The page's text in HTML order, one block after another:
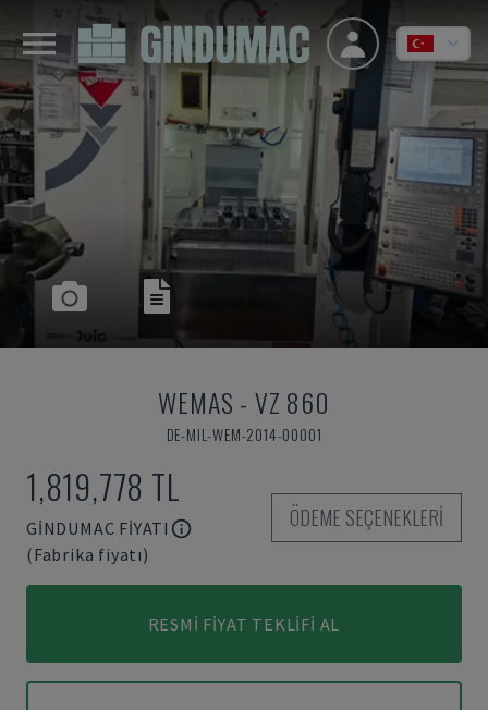
WEMAS - VZ 860
DE-MIL-WEM-2014-00001
1,819,778 TL
GINDUMAC FIYATI
(Fabrika fiyatı)
ÖDEME SEÇENEKLERI
RESMI FIYAT TEKLIFI AL